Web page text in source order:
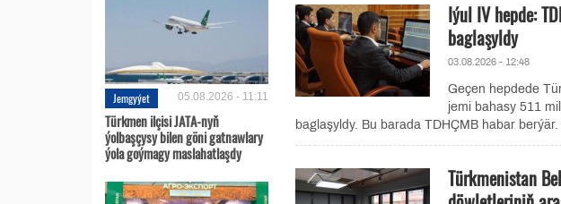
Jemgyýet 05.08.2026 - 11:11
Türkmen ilçisi JATA-nyň
ýolbaşçysy bilen göni gatnawlary
ýola goýmagy maslahatlaşdy
Iýul IV hepde:
baglaşyldy
03.08.2026 - 12:48
Geçen hepdede
jemi bahasy 511
baglaşyldy. Bu barada TDHÇMB habar
Türkmenistan